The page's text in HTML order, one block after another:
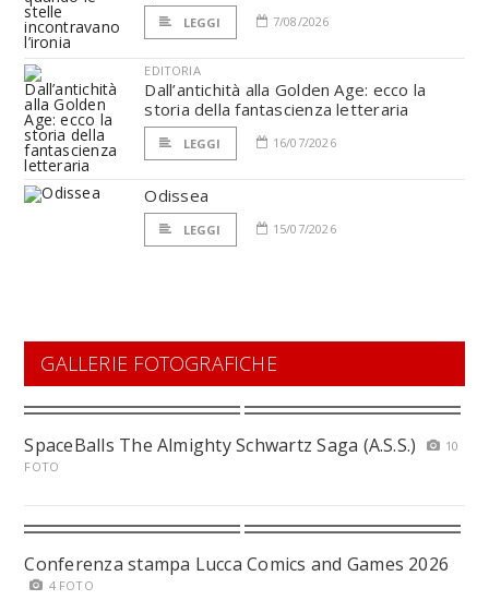
LEGGI 7/08/2026
EDITORIA
Dall’antichità alla Golden Age: ecco la
storia della fantascienza letteraria
LEGGI 16/07/2026
Odissea
LEGGI 15/07/2026
GALLERIE FOTOGRAFICHE
SpaceBalls The Almighty Schwartz Saga (A.S.S.)
10
FOTO
Conferenza stampa Lucca Comics and Games 2026
4 FOTO